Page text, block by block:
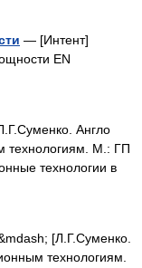
— [Интент]
EN
Англо
технологиям. М.: ГП
технологии в
[Л.Г.Суменко.
технологиям.